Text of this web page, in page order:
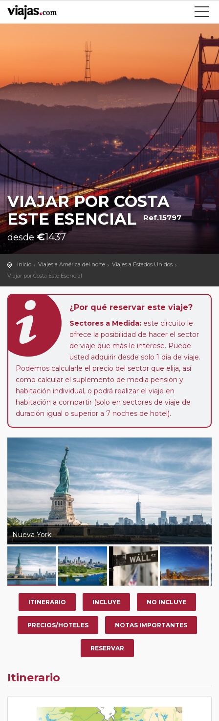
VIAJAR POR COSTA
ESTE ESENCIAL
Ref.15797
desde €1437
Inicio Viajes a América del norte
Viajes a Estados Unidos
Viajar por Costa Este Esencial
¿Por qué reservar este viaje?
Sectores a Medida: este circuito le
ofrece la posibilidad de hacer el sector
de viaje que más le interese. Puede
usted adquirir desde solo 1 día de viaje.
Podemos calcularle el precio del sector que elija, así
como calcular el suplemento de media pensión y
habitación individual, o podrá realizar el viaje en
habitación a compartir (solo en sectores de viaje de
duración igual o superior a 7 noches de hotel).
Nueva York
ITINERARIO INCLUYE NO INCLUYE
PRECIOS/HOTELES NOTAS IMPORTANTES
RESERVAR
Itinerario